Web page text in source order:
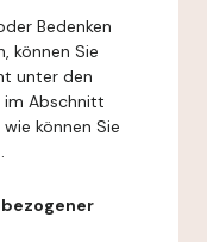
Bedenken
können Sie
unter den
Abschnitt
können Sie